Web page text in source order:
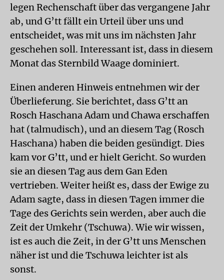
legen Rechenschaft über das vergangene Jahr
ab, und G’tt fällt ein Urteil über uns und
entscheidet, was mit uns im nächsten Jahr
geschehen soll. Interessant ist, dass in diesem
Monat das Sternbild Waage dominiert.
Einen anderen Hinweis entnehmen wir der
Überlieferung. Sie berichtet, dass G’tt an
Rosch Haschana Adam und Chawa erschaffen
hat (talmudisch), und an diesem Tag (Rosch
Haschana) haben die beiden gesündigt. Dies
kam vor G’tt, und er hielt Gericht. So wurden
sie an diesen Tag aus dem Gan Eden
vertrieben. Weiter heißt es, dass der Ewige zu
Adam sagte, dass in diesen Tagen immer die
Tage des Gerichts sein werden, aber auch die
Zeit der Umkehr (Tschuwa). Wie wir wissen,
ist es auch die Zeit, in der G’tt uns Menschen
näher ist und die Tschuwa leichter ist als
sonst.